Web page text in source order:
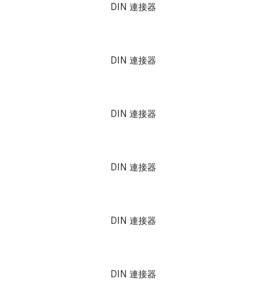
DIN 連接器
DIN 連接器
DIN 連接器
DIN 連接器
DIN 連接器
DIN 連接器